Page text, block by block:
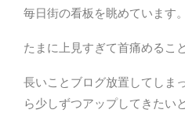
毎日街の看板を眺めています。
たまに上見すぎて首痛めるこ
長いことブログ放置してしま
ら少しずつアップしてきたい